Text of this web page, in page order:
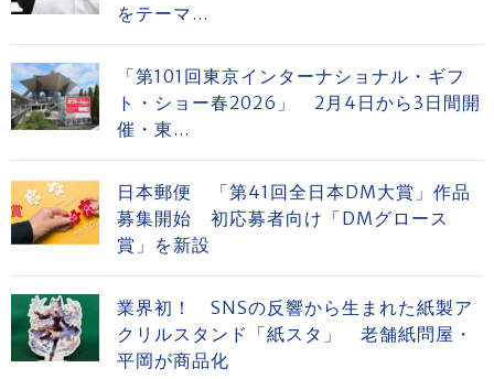
をテーマ...
「第101回東京インターナショナル・ギフ
ト・ショー春2026」 2月4日から3日間開
催・東...
日本郵便 「第41回全日本DM大賞」作品
募集開始 初応募者向け「DMグロース
賞」を新設
業界初！ SNSの反響から生まれた紙製ア
クリルスタンド「紙スタ」 老舗紙問屋・
平岡が商品化